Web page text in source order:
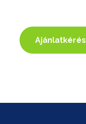
Ajánlatkérés